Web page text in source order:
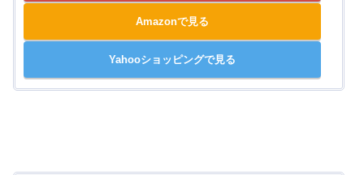
Amazonで見る
Yahooショッピングで見る